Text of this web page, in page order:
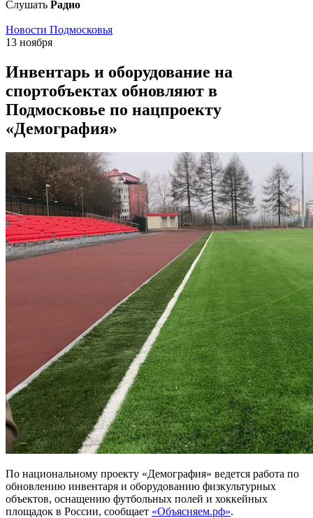
Слушать Радио
Новости Подмосковья
13 ноября
Инвентарь и оборудование на
спортобъектах обновляют в
Подмосковье по нацпроекту
«Демография»
По национальному проекту «Демография» ведется работа по
обновлению инвентаря и оборудованию физкультурных
объектов, оснащению футбольных полей и хоккейных
площадок в России, сообщает «Объясняем.рф».